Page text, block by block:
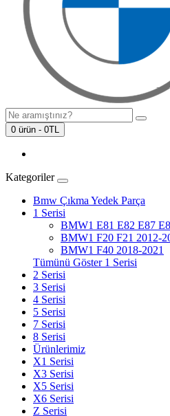
0 ürün - 0TL
Kategoriler
Bmw Çıkma Yedek Parça
1 Serisi
BMW1 E81 E82 E87
BMW1 F20 F21 2012-
BMW1 F40 2018-2021
Tümünü Göster 1 Serisi
2 Serisi
3 Serisi
4 Serisi
5 Serisi
7 Serisi
8 Serisi
Ürünlerimiz
X1 Serisi
X3 Serisi
X5 Serisi
X6 Serisi
Z Serisi